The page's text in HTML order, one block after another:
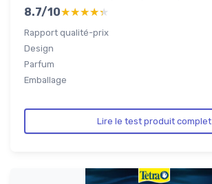
8.7/10★★★★★
★★★★★
Rapport qualité-prix
Design
Parfum
Emballage
Lire le test produit complet